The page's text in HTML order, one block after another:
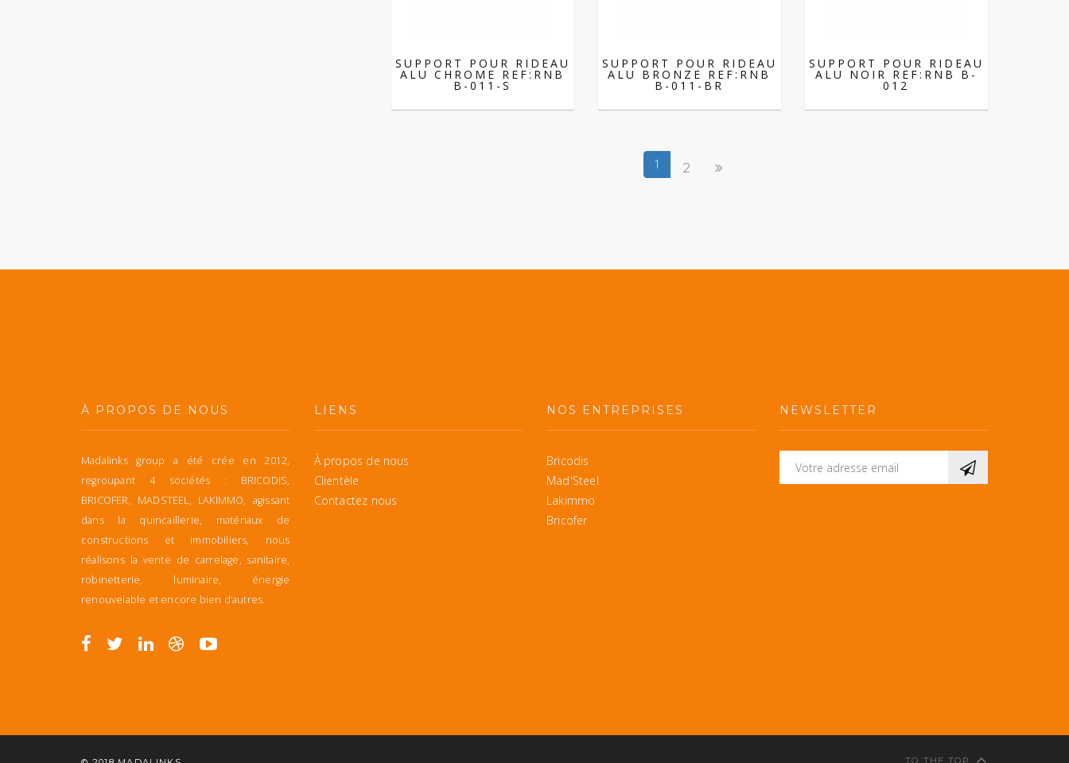
SUPPORT POUR RIDEAU
ALU CHROME REF:RNB
B-011-S
SUPPORT POUR RIDEAU
ALU BRONZE REF:RNB
B-011-BR
SUPPORT POUR RIDEAU
ALU NOIR REF:RNB B-
012
1 2
À PROPOS DE NOUS
Madalinks group a été crée en 2012,
regroupant 4 sociétés : BRICODIS,
BRICOFER, MADSTEEL, LAKIMMO, agissant
dans la quincaillerie, matériaux de
constructions et immobiliers, nous
réalisons la vente de carrelage, sanitaire,
robinetterie, luminaire, énergie
renouvelable et encore bien d’autres.
LIENS
À propos de nous
Clientèle
Contactez nous
NOS ENTREPRISES
Bricodis
Mad'Steel
Lakimmo
Bricofer
NEWSLETTER
TO THE TOP